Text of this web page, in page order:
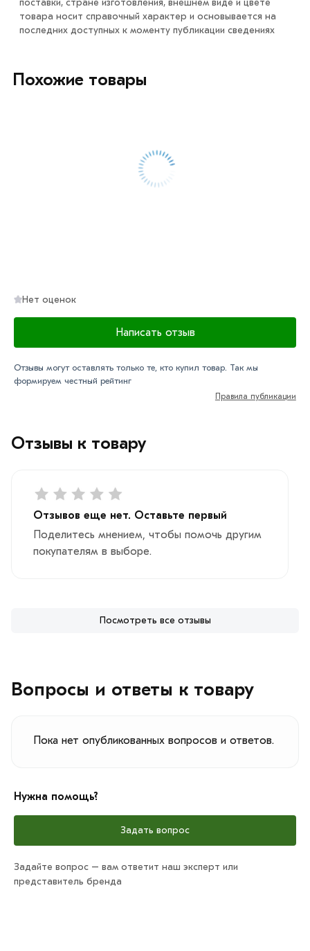
магазине МЕТАЛЛ-РС действительны в Москве и
области. Наши профессиональные менеджеры
обработают заказ и свяжутся с Вами для согласования
Данний товар от производителя сертифицирован,
поставки, стране изготовления, внешнем виде и цвете
товара носит справочный характер и основывается на
последних доступных к моменту публикации сведениях
Похожие товары
Отзывы к товару
Отзывов еще нет. Оставьте первый
Поделитесь мнением, чтобы помочь другим
покупателям в выборе.
Посмотреть все отзывы
Нет оценок
Написать отзыв
Отзывы могут оставлять только те, кто купил товар. Так мы
формируем честный рейтинг
Правила публикации
Вопросы и ответы к товару
Пока нет опубликованных вопросов и ответов.
Нужна помощь?
Задать вопрос
Задайте вопрос – вам ответит наш эксперт или
представитель бренда